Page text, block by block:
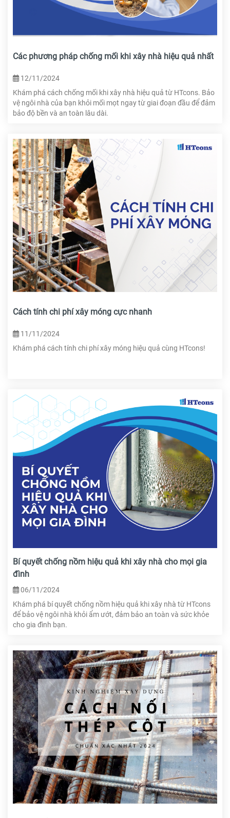
Các phương pháp chống mối khi xây nhà hiệu quả nhất
12/11/2024
Khám phá cách chống mối khi xây nhà hiệu quả từ HTcons. Bảo
vệ ngôi nhà của bạn khỏi mối mọt ngay từ giai đoạn đầu để đảm
bảo độ bền và an toàn lâu dài.
Cách tính chi phí xây móng cực nhanh
11/11/2024
Khám phá cách tính chi phí xây móng hiệu quả cùng HTcons!
Bí quyết chống nồm hiệu quả khi xây nhà cho mọi gia
đình
06/11/2024
Khám phá bí quyết chống nồm hiệu quả khi xây nhà từ HTcons
để bảo vệ ngôi nhà khỏi ẩm ướt, đảm bảo an toàn và sức khỏe
cho gia đình bạn.